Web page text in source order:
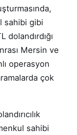
sahibi gibi
dolandırdığı
Mersin ve
operasyon
çok
sahibi